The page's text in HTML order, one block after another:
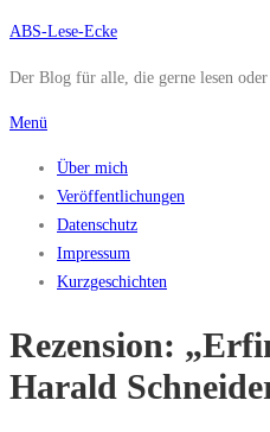
Zum
springen
ABS-Lese-Ecke
Der Blog für alle, die gerne lesen oder
Menü
Über mich
Veröffentlichungen
Datenschutz
Impressum
Kurzgeschichten
Rezension:
Harald